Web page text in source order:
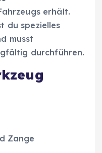
erhält.
du spezielles
musst
durchführen.
Zange